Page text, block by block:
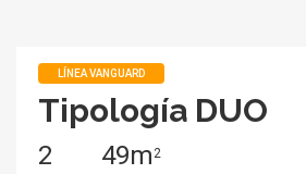
LÍNEA VANGUARD
Tipología DUO
2 49m2